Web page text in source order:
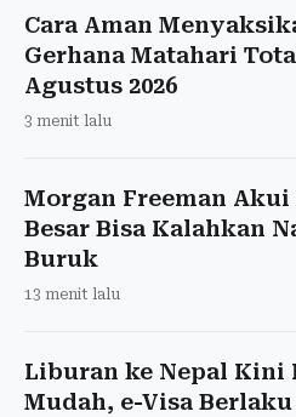
Cara Aman
Gerhana Matahari
Agustus 2026
3 menit lalu
Morgan Freeman Akui
Besar Bisa Kalahkan
Buruk
13 menit lalu
Liburan ke Nepal Kini
Mudah, e-Visa Berlaku